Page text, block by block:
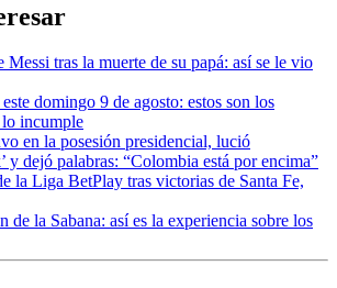
Messi tras la muerte de su papá: así se le vio
domingo 9 de agosto: estos son los
incumple
en la posesión presidencial, lució
y dejó palabras: “Colombia está por encima”
la Liga BetPlay tras victorias de Santa Fe,
de la Sabana: así es la experiencia sobre los